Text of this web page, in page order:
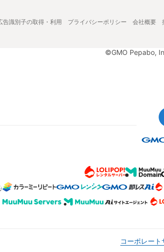
告識別子の取得・利用 プライバシーポリシー 会社概要
©GMO Pepabo,
コーポレート